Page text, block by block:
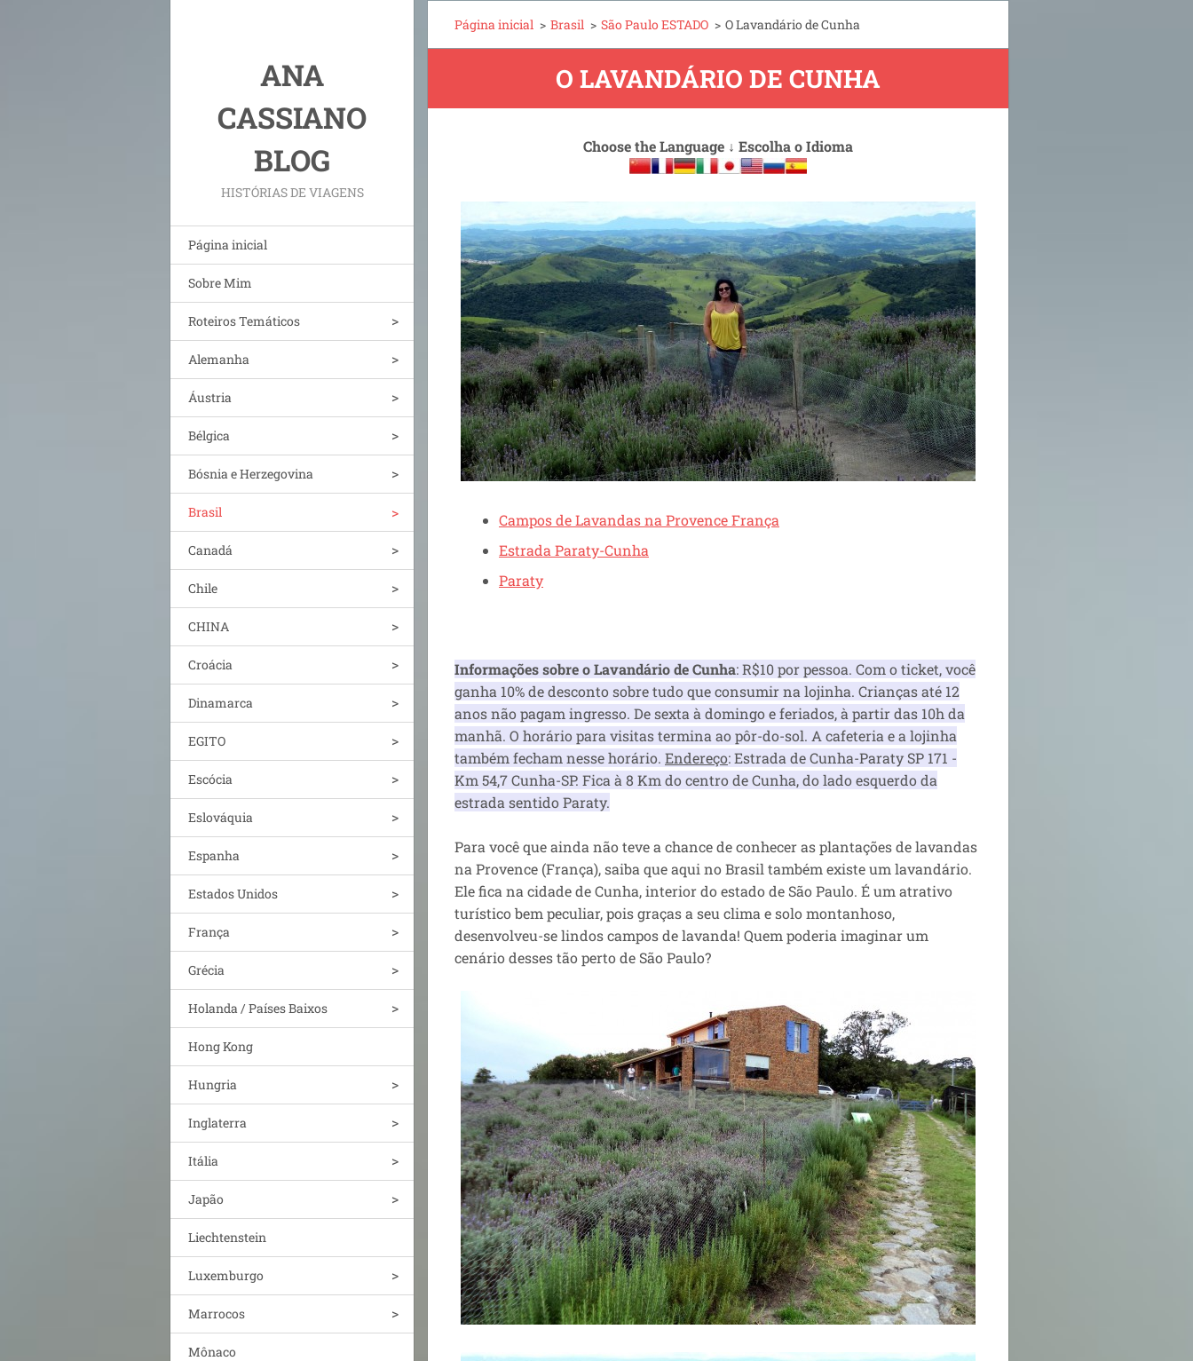
ANA
CASSIANO
BLOG
HISTÓRIAS DE VIAGENS
Página inicial
Sobre Mim
Roteiros Temáticos
Alemanha
Áustria
Bélgica
Bósnia e Herzegovina
Brasil
Canadá
Chile
CHINA
Croácia
Dinamarca
EGITO
Escócia
Eslováquia
Espanha
Estados Unidos
França
Grécia
Holanda / Países Baixos
Hong Kong
Hungria
Inglaterra
Itália
Japão
Liechtenstein
Luxemburgo
Marrocos
Mônaco
Página inicial > Brasil > São Paulo ESTADO > O Lavandário de Cunha
O LAVANDÁRIO DE CUNHA
Choose the Language ↓Escolha o Idioma
Campos de Lavandas na Provence França
Estrada Paraty-Cunha
Paraty
Informações sobre o Lavandário de Cunha: R$10 por pessoa. Com o ticket, você
ganha 10% de desconto sobre tudo que consumir na lojinha. Crianças até 12
anos não pagam ingresso. De sexta à domingo e feriados, à partir das 10h da
manhã. O horário para visitas termina ao pôr-do-sol. A cafeteria e a lojinha
também fecham nesse horário. Endereço: Estrada de Cunha-Paraty SP 171 -
Km 54,7 Cunha-SP. Fica à 8 Km do centro de Cunha, do lado esquerdo da
estrada sentido Paraty.
Para você que ainda não teve a chance de conhecer as plantações de lavandas
na Provence (França), saiba que aqui no Brasil também existe um lavandário.
Ele fica na cidade de Cunha, interior do estado de São Paulo. É um atrativo
turístico bem peculiar, pois graças a seu clima e solo montanhoso,
desenvolveu-se lindos campos de lavanda! Quem poderia imaginar um
cenário desses tão perto de São Paulo?